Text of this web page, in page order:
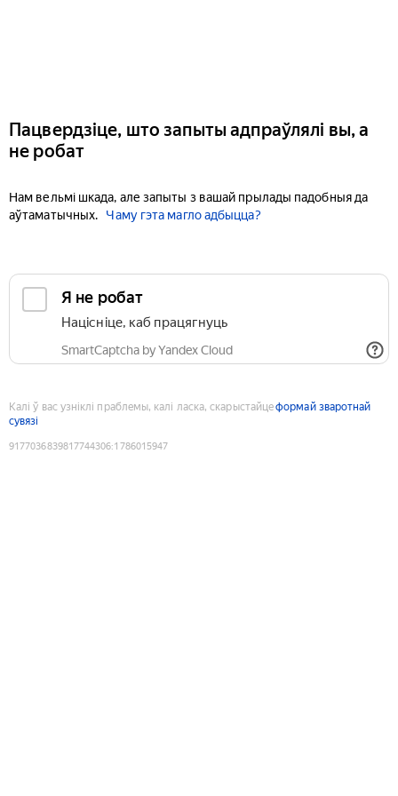
Пацвердзіце, што запыты адпраўлялі вы, а
не робат
Нам вельмі шкада, але запыты з вашай прылады падобныя да
аўтаматычных.
Чаму гэта магло адбыцца?
Я не робат
Націсніце, каб працягнуць
SmartCaptcha by Yandex Cloud
Калі ў вас узніклі праблемы, калі ласка, скарыстайцеформай зваротнай
сувязі
9177036839817744306:1786015947